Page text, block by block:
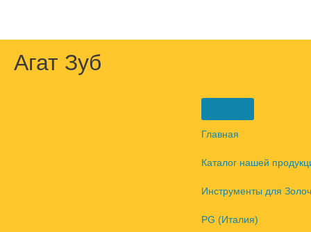
содержимому
Агат Зуб
Главная
Каталог нашей
Инструменты для
PG (Италия)